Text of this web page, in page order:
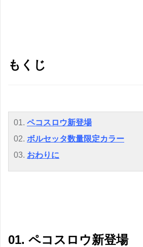
もくじ
01. ペコスロウ新登場
02. ボルセッタ数量限定カラー
03. おわりに
01. ペコスロウ新登場